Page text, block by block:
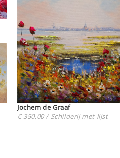
Jochem de Graaf
€ 350,00 / Schilderij met lijst